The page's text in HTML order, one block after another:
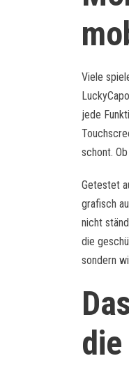
Viele
jede
schont.
Getestet
grafisch
nicht
die
sondern